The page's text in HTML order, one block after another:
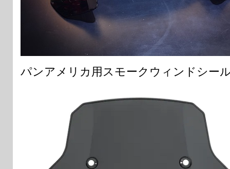
パンアメリカ用スモークウィンドシー